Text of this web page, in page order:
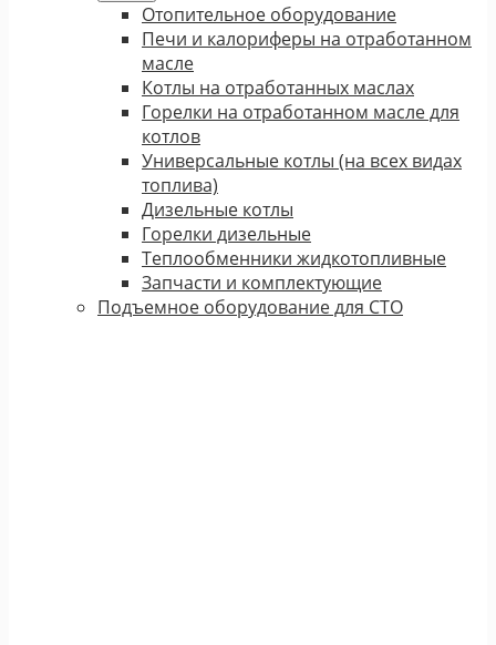
Отопительное оборудование
Печи и калориферы на отработанном
масле
Котлы на отработанных маслах
Горелки на отработанном масле для
котлов
Универсальные котлы (на всех видах
топлива)
Дизельные котлы
Горелки дизельные
Теплообменники жидкотопливные
Запчасти и комплектующие
Подъемное оборудование для СТО